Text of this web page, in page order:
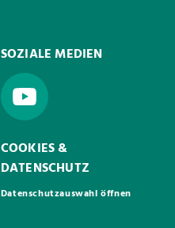
SOZIALE MEDIEN
COOKIES &
DATENSCHUTZ
Datenschutzauswahl öffnen